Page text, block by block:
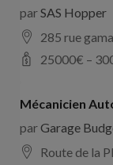
parSAS Hopper
285 rue
25000€ –
Mécanicien
parGarage
Route de la